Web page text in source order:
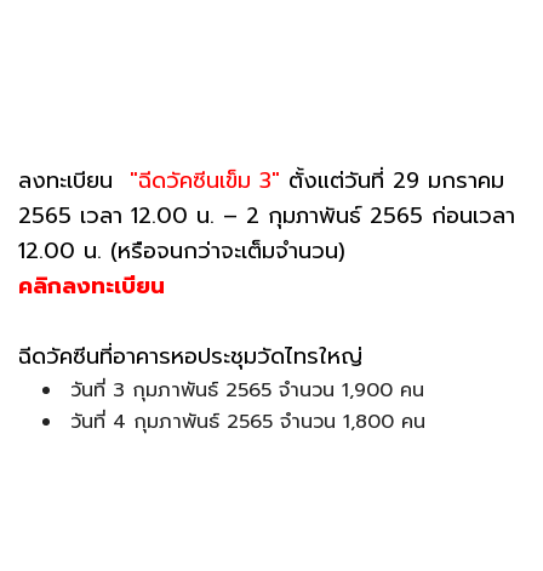
ลงทะเบียน "ฉีดวัคซีนเข็ม 3" ตั้งแต่วันที่ 29 มกราคม
2565 เวลา 12.00 น. – 2 กุมภาพันธ์ 2565 ก่อนเวลา
12.00 น. (หรือจนกว่าจะเต็มจำนวน)
คลิกลงทะเบียน
ฉีดวัคซีนที่อาคารหอประชุมวัดไทรใหญ่
วันที่ 3 กุมภาพันธ์ 2565 จำนวน 1,900 คน
วันที่ 4 กุมภาพันธ์ 2565 จำนวน 1,800 คน